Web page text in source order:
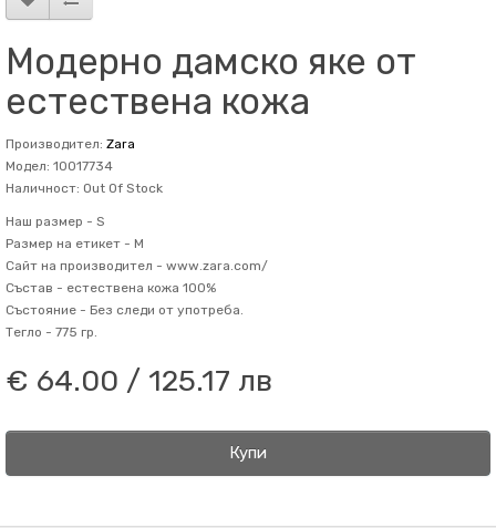
Модерно дамско яке от
естествена кожа
Производител: Zara
Модел: 10017734
Наличност: Out Of Stock
Наш размер - S
Размер на етикет - M
Сайт на производител - www.zara.com/
Състав - естествена кожа 100%
Състояние - Без следи от употреба.
Тегло - 775 гр.
€ 64.00 / 125.17 лв
Купи